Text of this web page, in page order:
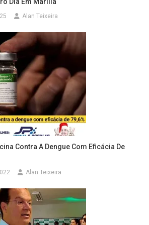
Alan Teixeira
Contra A Dengue Com Eficácia De
Alan Teixeira